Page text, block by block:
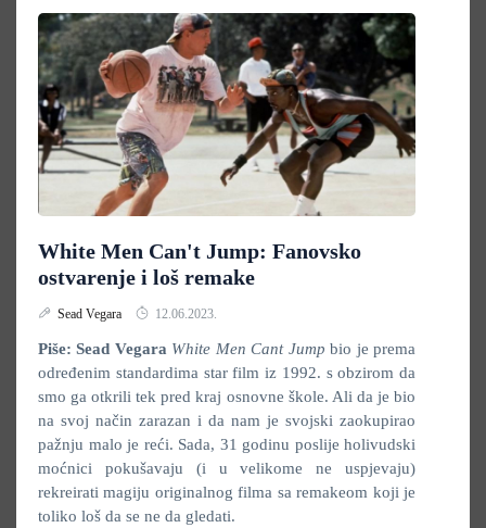
White Men Can't Jump: Fanovsko
ostvarenje i loš remake
Sead Vegara 12.06.2023.
Piše: Sead Vegara White Men Cant Jumpbio je prema
određenim standardima star film iz 1992. s obzirom da
smo ga otkrili tek pred kraj osnovne škole. Ali da je bio
na svoj način zarazan i da nam je svojski zaokupirao
pažnju malo je reći. Sada, 31 godinu poslije holivudski
moćnici pokušavaju (i u velikome ne uspjevaju)
rekreirati magiju originalnog filma sa remakeom koji je
toliko loš da se ne da gledati.